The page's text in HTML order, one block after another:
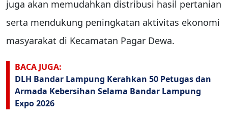
juga akan memudahkan distribusi hasil pertanian
serta mendukung peningkatan aktivitas ekonomi
masyarakat di Kecamatan Pagar Dewa.
BACA JUGA:
DLH Bandar Lampung Kerahkan 50 Petugas dan
Armada Kebersihan Selama Bandar Lampung
Expo 2026